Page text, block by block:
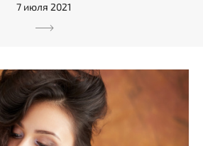
7 июля 2021